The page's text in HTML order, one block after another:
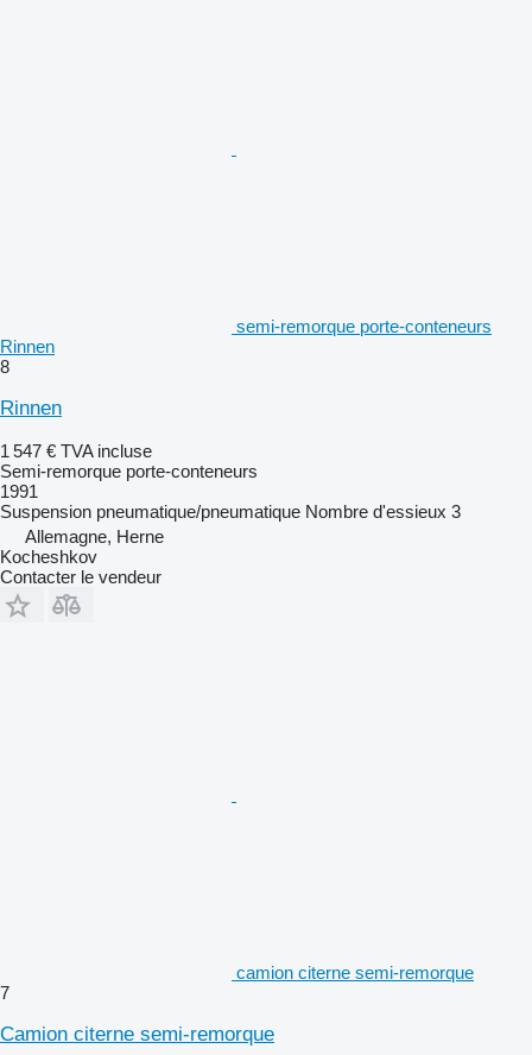
semi-remorque porte-conteneurs
Rinnen
8
Rinnen
1 547 € TVA incluse
Semi-remorque porte-conteneurs
1991
Suspension pneumatique/pneumatique Nombre d'essieux 3
Allemagne, Herne
Kocheshkov
Contacter le vendeur
camion citerne semi-remorque
7
Camion citerne semi-remorque